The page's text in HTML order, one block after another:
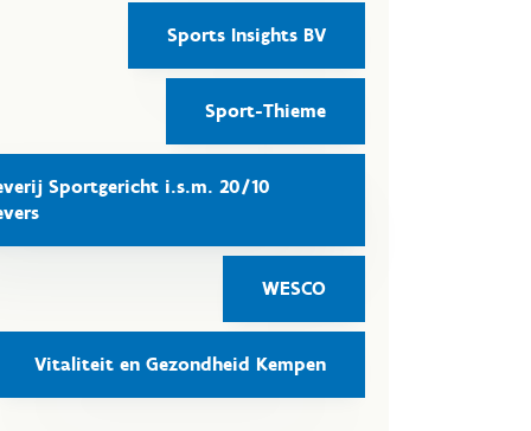
Sports Insights BV
Sport-Thieme
Sportgericht i.s.m. 20/10
WESCO
Vitaliteit en Gezondheid Kempen